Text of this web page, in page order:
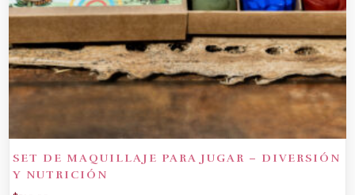
SET DE MAQUILLAJE PARA JUGAR – DIVERSIÓN
Y NUTRICIÓN